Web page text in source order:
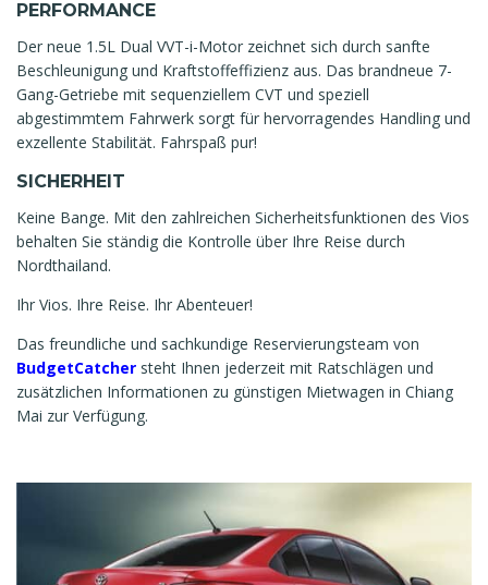
PERFORMANCE
Der neue 1.5L Dual VVT-i-Motor zeichnet sich durch sanfte
Beschleunigung und Kraftstoffeffizienz aus. Das brandneue 7-
Gang-Getriebe mit sequenziellem CVT und speziell
abgestimmtem Fahrwerk sorgt für hervorragendes Handling und
exzellente Stabilität. Fahrspaß pur!
SICHERHEIT
Keine Bange. Mit den zahlreichen Sicherheitsfunktionen des Vios
behalten Sie ständig die Kontrolle über Ihre Reise durch
Nordthailand.
Ihr Vios. Ihre Reise. Ihr Abenteuer!
Das freundliche und sachkundige Reservierungsteam von
BudgetCatcher steht Ihnen jederzeit mit Ratschlägen und
zusätzlichen Informationen zu günstigen Mietwagen in Chiang
Mai zur Verfügung.